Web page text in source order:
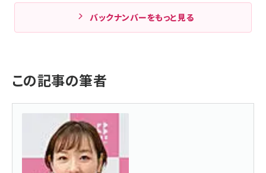
バックナンバーをもっと見る
この記事の筆者